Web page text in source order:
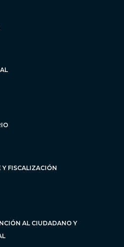
Y FISCALIZACIÓN
AL CIUDADANO Y